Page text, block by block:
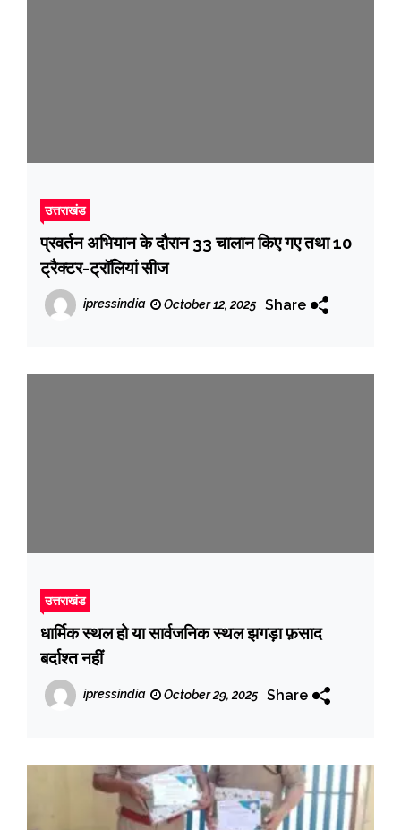
उत्तराखंड
प्रवर्तन अभियान के दौरान 33 चालान किए गए तथा 10
ट्रैक्टर-ट्रॉलियां सीज
ipressindia October 12, 2025 Share
उत्तराखंड
धार्मिक स्थल हो या सार्वजनिक स्थल झगड़ा फ़साद
बर्दाश्त नहीं
ipressindia October 29, 2025 Share